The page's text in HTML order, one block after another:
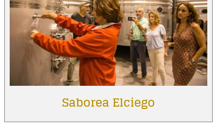
Saborea Elciego